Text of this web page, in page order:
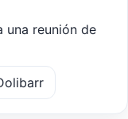
una reunión de